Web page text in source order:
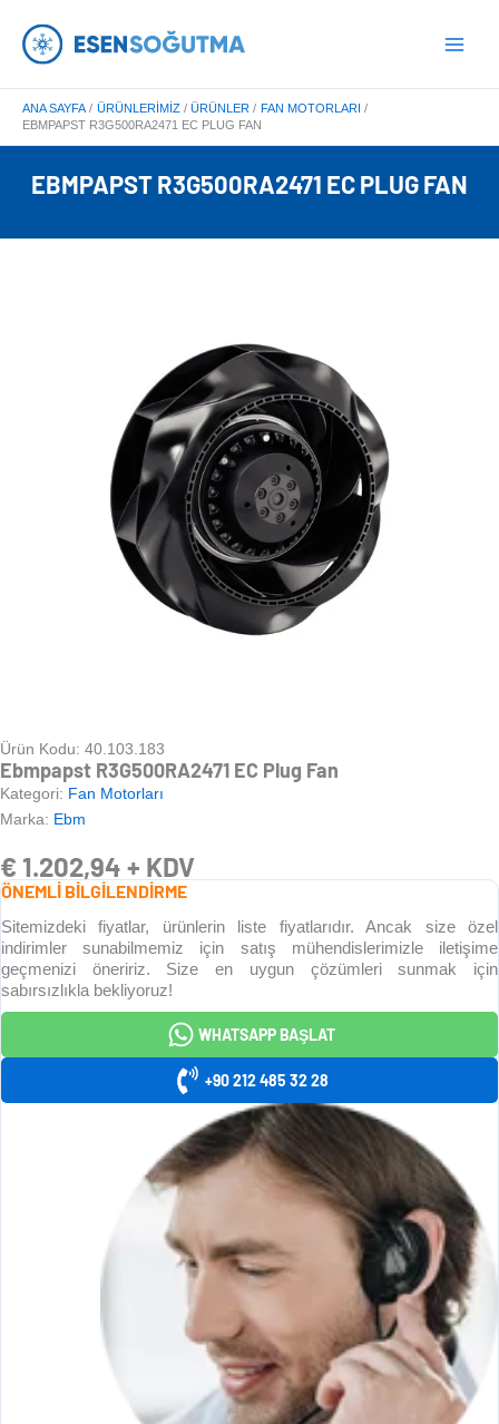
atla
ANA SAYFA ÜRÜNLERIMIZ ÜRÜNLER
FAN MOTORLARI
EBMPAPST R3G500RA2471 EC PLUG FAN
EBMPAPST R3G500RA2471 EC PLUG FAN
Ürün Kodu: 40.103.183
Ebmpapst R3G500RA2471 EC Plug Fan
Kategori: Fan Motorları
Marka: Ebm
€ 1.202,94 + KDV
ÖNEMLİ BİLGİLENDİRME
Sitemizdeki fiyatlar, ürünlerin liste fiyatlarıdır. Ancak size özel
indirimler sunabilmemiz için satış mühendislerimizle iletişime
geçmenizi öneririz. Size en uygun çözümleri sunmak için
sabırsızlıkla bekliyoruz!
WHATSAPP BAŞLAT
+90 212 485 32 28